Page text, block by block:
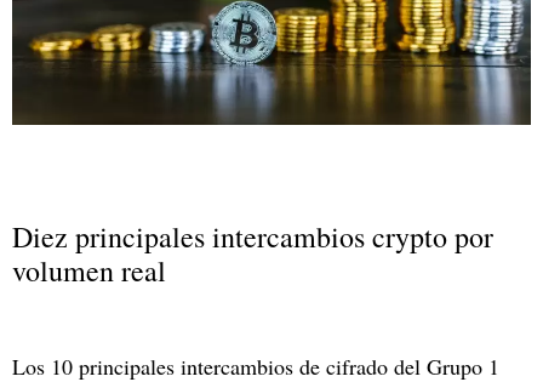
Diez principales intercambios crypto por
volumen real
Los 10 principales intercambios de cifrado del Grupo 1